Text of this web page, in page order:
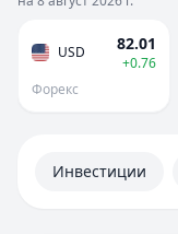
USD 82.01
+0.76
Форекс
Инвестиции